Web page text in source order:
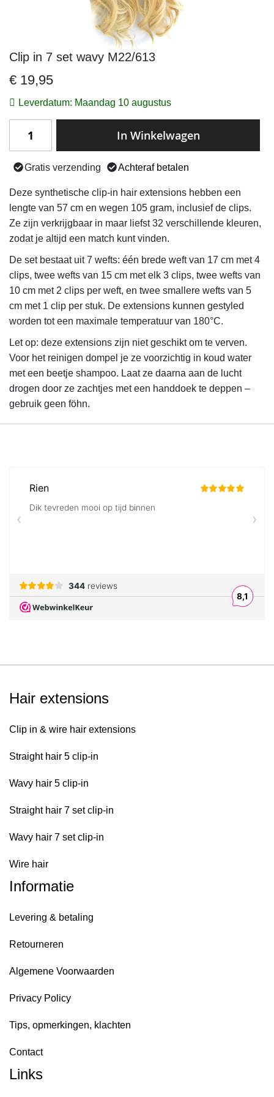
Ga
het
begin
Clip in 7 set wavy M22/613
€ 19,95
Leverdatum: Maandag 10 augustus
In Winkelwagen
Gratis verzending Achteraf betalen
Deze synthetische clip-in hair extensions hebben een
lengte van 57 cm en wegen 105 gram, inclusief de clips.
Ze zijn verkrijgbaar in maar liefst 32 verschillende kleuren,
zodat je altijd een match kunt vinden.
De set bestaat uit 7 wefts: één brede weft van 17 cm met 4
clips, twee wefts van 15 cm met elk 3 clips, twee wefts van
10 cm met 2 clips per weft, en twee smallere wefts van 5
cm met 1 clip per stuk. De extensions kunnen gestyled
worden tot een maximale temperatuur van 180°C.
Let op: deze extensions zijn niet geschikt om te verven.
Voor het reinigen dompel je ze voorzichtig in koud water
met een beetje shampoo. Laat ze daarna aan de lucht
drogen door ze zachtjes met een handdoek te deppen –
gebruik geen föhn.
Hair extensions
Clip in & wire hair extensions
Straight hair 5 clip-in
Wavy hair 5 clip-in
Straight hair 7 set clip-in
Wavy hair 7 set clip-in
Wire hair
Informatie
Levering & betaling
Retourneren
Algemene Voorwaarden
Privacy Policy
Tips, opmerkingen, klachten
Contact
Links